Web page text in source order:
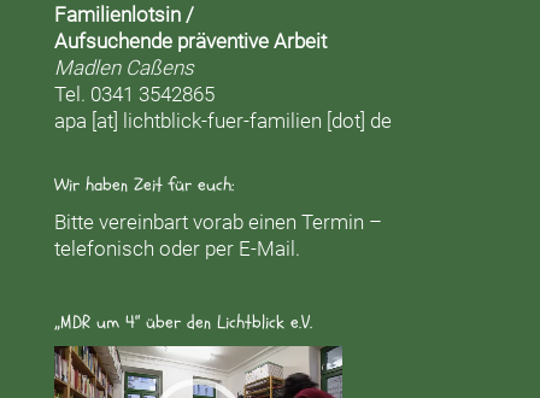
Familienlotsin /
Aufsuchende präventive Arbeit
Madlen Caßens
Tel. 0341 3542865
apa [at] lichtblick-fuer-familien [dot] de
Wir haben Zeit für euch:
Bitte vereinbart vorab einen Termin –
telefonisch oder per E-Mail.
„MDR um 4“ über den Lichtblick e.V.
Video-
Player